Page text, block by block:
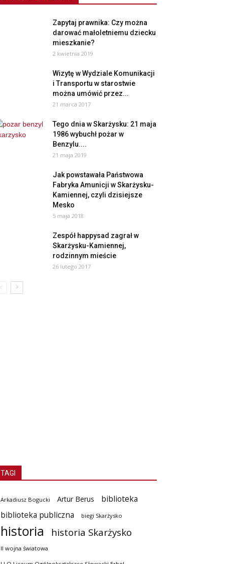
Zapytaj prawnika: Czy można
darować małoletniemu dziecku
mieszkanie?
2 kwietnia 2019
Wizytę w Wydziale Komunikacji
i Transportu w starostwie
można umówić przez...
21 marca 2017
Tego dnia w Skarżysku: 21 maja
1986 wybuchł pożar w
Benzylu....
21 maja 2019
Jak powstawała Państwowa
Fabryka Amunicji w Skarżysku-
Kamiennej, czyli dzisiejsze
Mesko
5 maja 2018
Zespół happysad zagrał w
Skarżysku-Kamiennej,
rodzinnym mieście
26 lutego 2017
TAGI
Arkadiusz Bogucki Artur Berus
biblioteka
biblioteka publiczna
biegi Skarżysko
historia historia Skarżysko
II wojna światowa